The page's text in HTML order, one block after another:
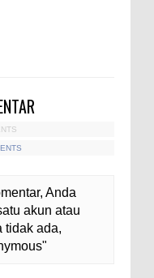
Anda
akun atau
tidak ada,